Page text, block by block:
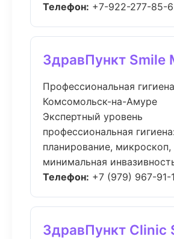
Телефон: +7-922-277-85-
ЗдравПункт Smile
Профессиональная
Комсомольск-на-Амуре
Экспертный уровень
профессиональная
планирование, микроскоп,
минимальная
Телефон: +7 (979) 967-91-
ЗдравПункт Clinic